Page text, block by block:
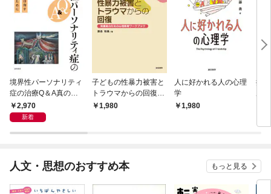
境界性パーソナリティ
症の治療Q＆A真の
「回復」を目指す治療
者と家族のために
2,970
新着
子どもの性暴力被害と
トラウマからの回復
保護者のための心理教
1,980
人に好かれる人の心理
学
1,980
接
人文・思想のおすすめ本 もっと見る